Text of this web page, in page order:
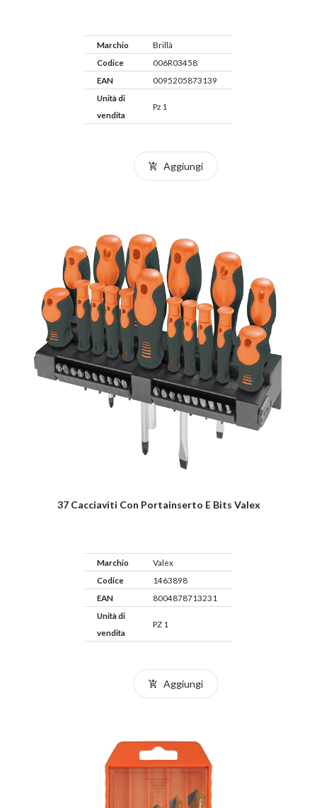
Marchio
Brillà
Codice
006R03458
EAN
0095205873139
Unità di
vendita
Pz 1
Aggiungi
37 Cacciaviti Con Portainserto E Bits Valex
Marchio
Valex
Codice
1463898
EAN
8004878713231
Unità di
vendita
PZ 1
Aggiungi